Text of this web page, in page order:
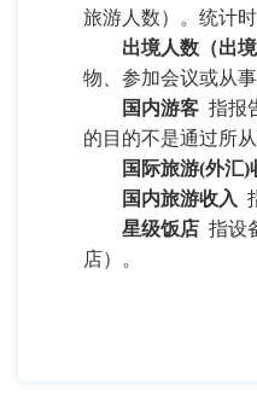
旅游人数）。统计
出境人数（出境
物、参加会议或从
国内游客 指报
的目的不是通过所
国际旅游(外汇)
国内旅游收入
星级饭店 指设
店）。